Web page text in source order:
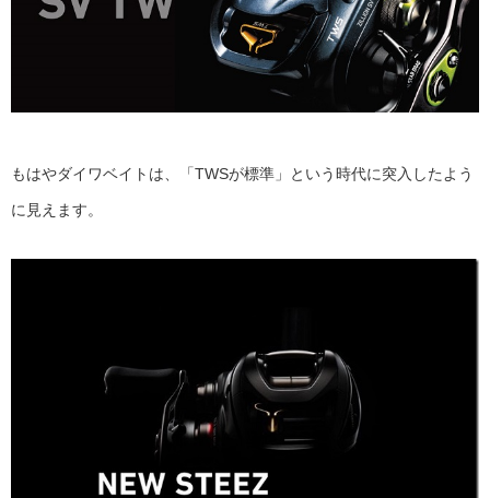
もはやダイワベイトは、「TWSが標準」という時代に突入したよう
に見えます。